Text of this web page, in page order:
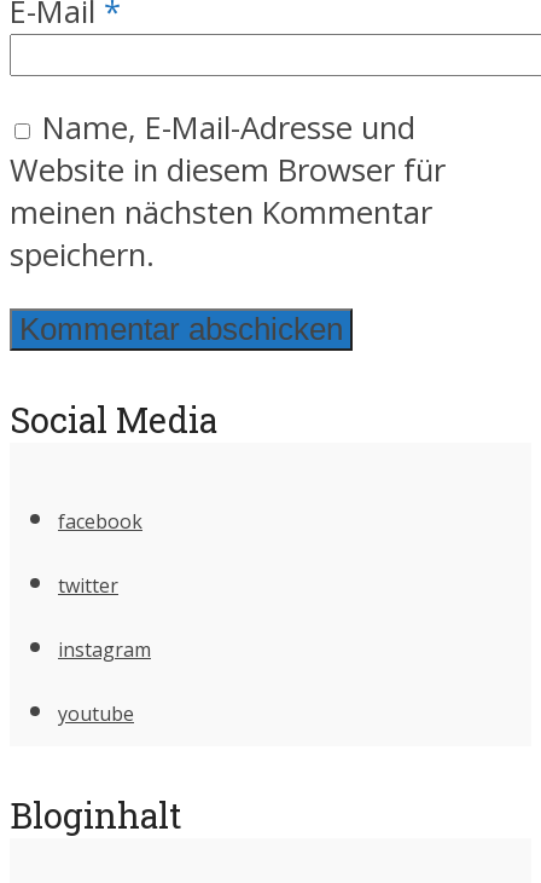
E-Mail *
Name, E-Mail-Adresse und
Website in diesem Browser für
meinen nächsten Kommentar
speichern.
Social Media
facebook
twitter
instagram
youtube
Bloginhalt